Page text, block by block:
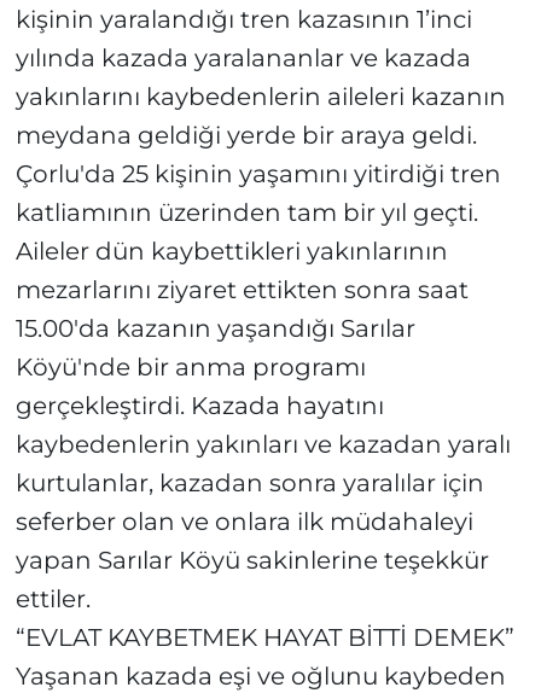
kişinin yaralandığı tren kazasının 1’inci
yılında kazada yaralananlar ve kazada
yakınlarını kaybedenlerin aileleri kazanın
meydana geldiği yerde bir araya geldi.
Çorlu'da 25 kişinin yaşamını yitirdiği tren
katliamının üzerinden tam bir yıl geçti.
Aileler dün kaybettikleri yakınlarının
mezarlarını ziyaret ettikten sonra saat
15.00'da kazanın yaşandığı Sarılar
Köyü'nde bir anma programı
gerçekleştirdi. Kazada hayatını
kaybedenlerin yakınları ve kazadan yaralı
kurtulanlar, kazadan sonra yaralılar için
seferber olan ve onlara ilk müdahaleyi
yapan Sarılar Köyü sakinlerine teşekkür
ettiler.
“EVLAT KAYBETMEK HAYAT BİTTİ DEMEK”
Yaşanan kazada eşi ve oğlunu kaybeden